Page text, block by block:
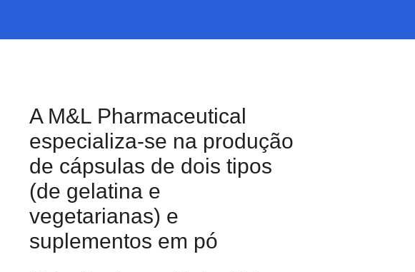
A M&L Pharmaceutical
especializa-se na produção
de cápsulas de dois tipos
(de gelatina e
vegetarianas) e
suplementos em pó